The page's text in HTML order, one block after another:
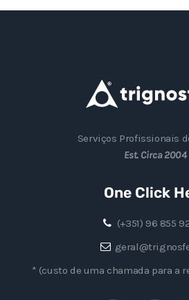
Serviços Profissionais
Est. Circa 2004
One Click
(+351) 96 855
* (custo de uma chamada para a